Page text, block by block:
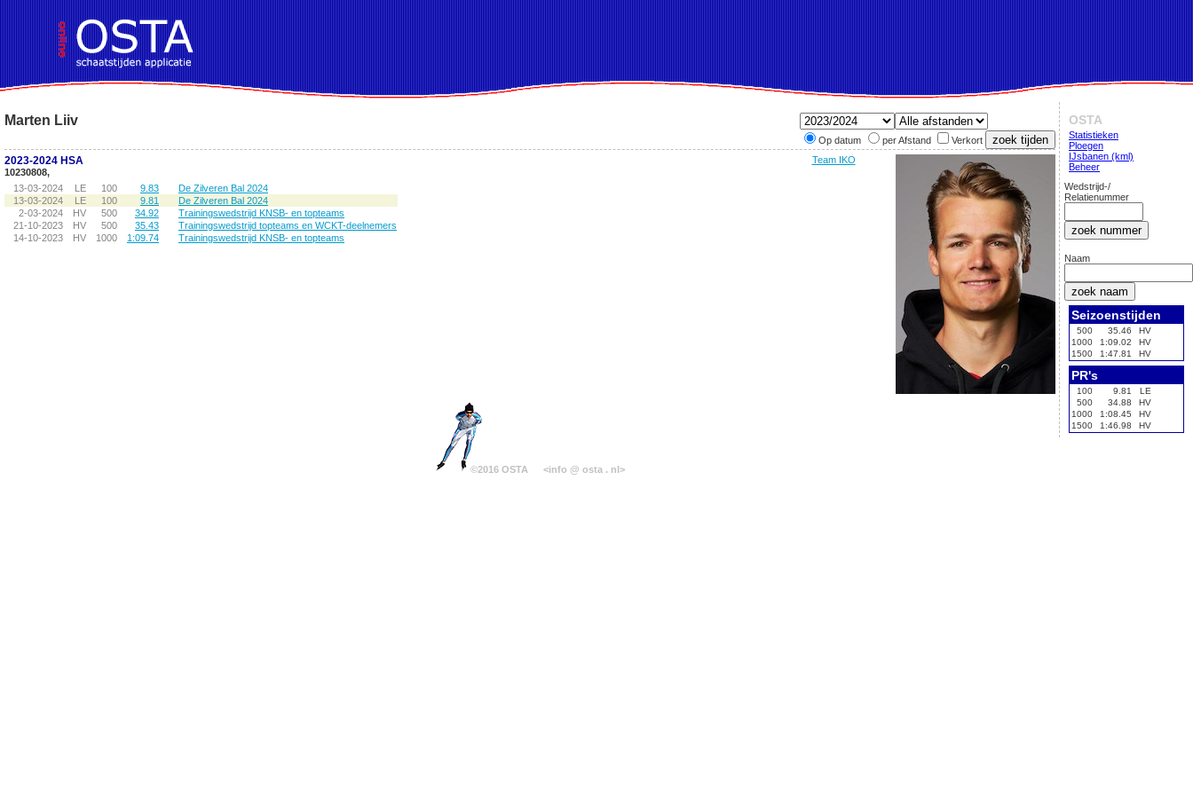
Op datum per Afstand Verkort
Marten Liiv
Team IKO
2023-2024 HSA
10230808,
13-03-2024
LE 100 9.83
De Zilveren Bal 2024
13-03-2024
LE 100 9.81
De Zilveren Bal 2024
2-03-2024
HV 500 34.92
Trainingswedstrijd KNSB- en topteams
21-10-2023
HV 500 35.43
Trainingswedstrijd topteams en WCKT-deelnemers
14-10-2023
HV 1000 1:09.74 Trainingswedstrijd KNSB- en topteams
©2016 OSTA <info @ osta . nl>
OSTA
Statistieken
Ploegen
IJsbanen (kml)
Beheer
Wedstrijd-/
Relatienummer
Naam
Seizoenstijden
500 35.46
HV
1000
1:09.02
HV
1500
1:47.81 HV
PR's
100 9.81
LE
500
34.88
HV
1000
1:08.45
HV
1500
1:46.98 HV